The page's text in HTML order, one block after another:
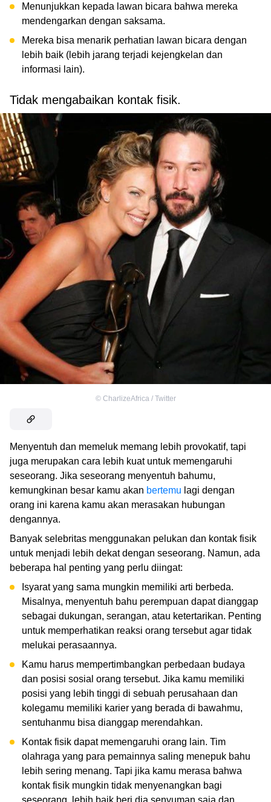
Menunjukkan kepada lawan bicara bahwa mereka
mendengarkan dengan saksama.
Mereka bisa menarik perhatian lawan bicara dengan
lebih baik (lebih jarang terjadi kejengkelan dan
informasi lain).
Tidak mengabaikan kontak fisik.
© CharlizeAfrica / Twitter
Menyentuh dan memeluk memang lebih provokatif, tapi
juga merupakan cara lebih kuat untuk memengaruhi
seseorang. Jika seseorang menyentuh bahumu,
kemungkinan besar kamu akan bertemu lagi dengan
orang ini karena kamu akan merasakan hubungan
dengannya.
Banyak selebritas menggunakan pelukan dan kontak fisik
untuk menjadi lebih dekat dengan seseorang. Namun, ada
beberapa hal penting yang perlu diingat:
Isyarat yang sama mungkin memiliki arti berbeda.
Misalnya, menyentuh bahu perempuan dapat dianggap
sebagai dukungan, serangan, atau ketertarikan. Penting
untuk memperhatikan reaksi orang tersebut agar tidak
melukai perasaannya.
Kamu harus mempertimbangkan perbedaan budaya
dan posisi sosial orang tersebut. Jika kamu memiliki
posisi yang lebih tinggi di sebuah perusahaan dan
kolegamu memiliki karier yang berada di bawahmu,
sentuhanmu bisa dianggap merendahkan.
Kontak fisik dapat memengaruhi orang lain. Tim
olahraga yang para pemainnya saling menepuk bahu
lebih sering menang. Tapi jika kamu merasa bahwa
kontak fisik mungkin tidak menyenangkan bagi